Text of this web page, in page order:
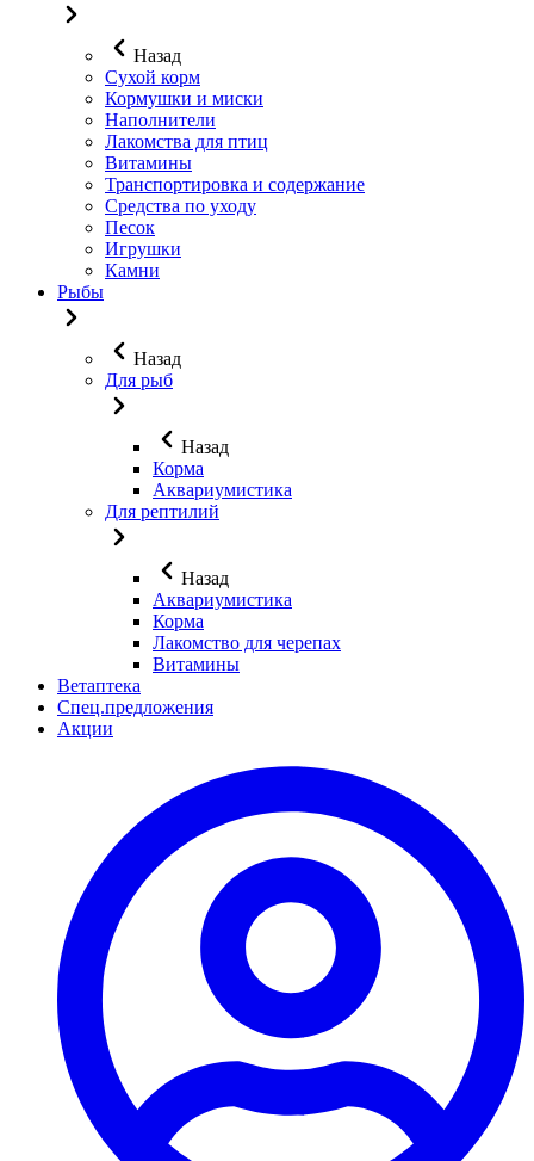
Назад
Сухой корм
Кормушки и миски
Наполнители
Лакомства для птиц
Витамины
Транспортировка и содержание
Средства по уходу
Песок
Игрушки
Камни
Рыбы
Назад
Для рыб
Назад
Корма
Аквариумистика
Для рептилий
Назад
Аквариумистика
Корма
Лакомство для черепах
Витамины
Ветаптека
Спец.предложения
Акции